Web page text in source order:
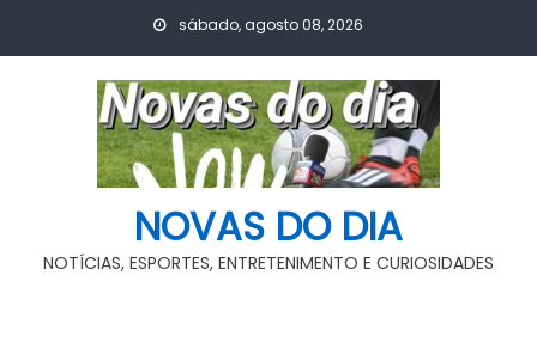
sábado, agosto 08, 2026
NOVAS DO DIA
NOTÍCIAS, ESPORTES, ENTRETENIMENTO E CURIOSIDADES